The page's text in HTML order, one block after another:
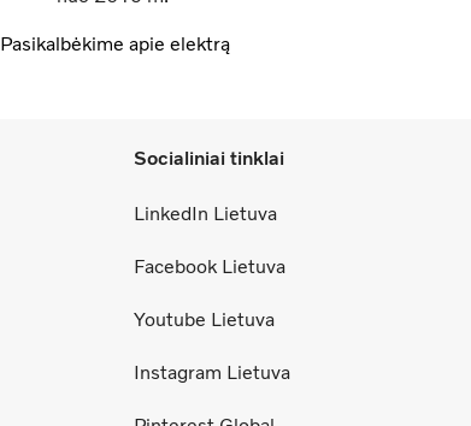
Pasikalbėkime apie elektrą
Socialiniai tinklai
LinkedIn Lietuva
Facebook Lietuva
Youtube Lietuva
Instagram Lietuva